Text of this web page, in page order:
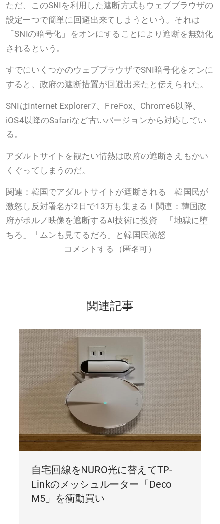
ただ、このSNIを利用した遮断方式もウェブブラウザの
設定一つで簡単に回避出来てしまうという。それは
「SNIの暗号化」をオンにすることにより遮断を無効化
されるという。
すでにいくつかのウェブブラウザでSNI暗号化をオンに
すると、政府の遮断措置が回避出来たと伝えられた。
SNIはInternet Explorer7、FireFox、Chrome6以降、
iOS4以降のSafariなど古いバージョンから対応してい
る。
アダルトサイトを観たい情熱は政府の遮断さえもかい
くぐってしまうのだ。
関連：韓国でアダルトサイトが遮断される 韓国民が
激怒し反対署名が2日で13万も集まる！関連：韓国政
府がポルノ映像を遮断するAI技術に投資 「地獄に堕
ちろ」「ムンも見てるだろ」と韓国民激怒
コメントする（匿名可）
関連記事
自宅回線をNURO光に替えてTP-
Linkのメッシュルーター「Deco
M5」を衝動買い